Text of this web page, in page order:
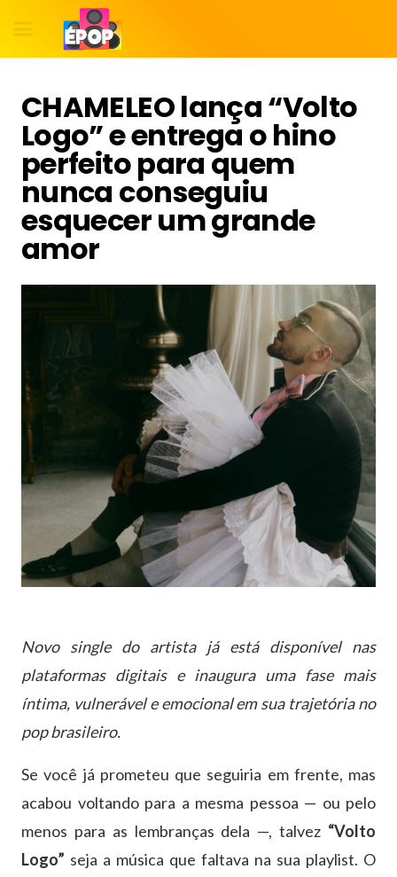
CHAMELEO lança “Volto
Logo” e entrega o hino
perfeito para quem
nunca conseguiu
esquecer um grande
amor
Novo single do artista já está disponível nas
plataformas digitais e inaugura uma fase mais
íntima, vulnerável e emocional em sua trajetória no
pop brasileiro.
Se você já prometeu que seguiria em frente, mas
acabou voltando para a mesma pessoa — ou pelo
menos para as lembranças dela —, talvez “Volto
Logo” seja a música que faltava na sua playlist. O